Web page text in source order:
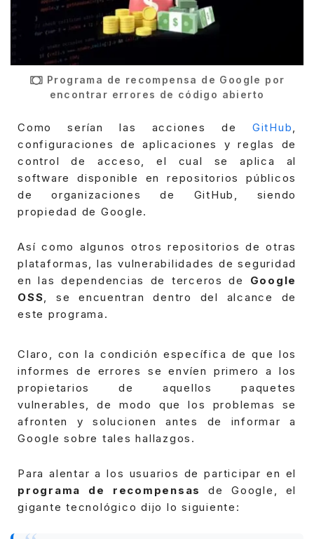
Programa de recompensa de Google por
encontrar errores de código abierto
Como serían las acciones de GitHub,
configuraciones de aplicaciones y reglas de
control de acceso, el cual se aplica al
software disponible en repositorios públicos
de organizaciones de GitHub, siendo
propiedad de Google.
Así como algunos otros repositorios de otras
plataformas, las vulnerabilidades de seguridad
en las dependencias de terceros de Google
OSS , se encuentran dentro del alcance de
este programa.
Claro, con la condición específica de que los
informes de errores se envíen primero a los
propietarios de aquellos paquetes
vulnerables, de modo que los problemas se
afronten y solucionen antes de informar a
Google sobre tales hallazgos.
Para alentar a los usuarios de participar en el
programa de recompensasde Google, el
gigante tecnológico dijo lo siguiente: